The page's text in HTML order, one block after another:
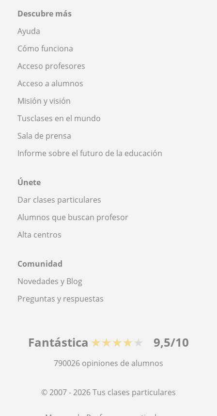
Descubre más
Ayuda
Cómo funciona
Acceso profesores
Acceso a alumnos
Misión y visión
Tusclases en el mundo
Sala de prensa
Informe sobre el futuro de la educación
Únete
Dar clases particulares
Alumnos que buscan profesor
Alta centros
Comunidad
Novedades y Blog
Preguntas y respuestas
Fantástica ★★★★★ 9,5/10
790026 opiniones de alumnos
© 2007 - 2026 Tus clases particulares